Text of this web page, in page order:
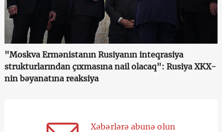
"Moskva Ermənistanın Rusiyanın inteqrasiya
strukturlarından çıxmasına nail olacaq": Rusiya XKX-
nin bəyanatına reaksiya
Xəbərlərə abunə olun